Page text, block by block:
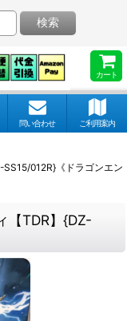
カート
検索
問い合わせ ご利用案内
SS15/012R}《ドラゴンエン
【TDR】{DZ-